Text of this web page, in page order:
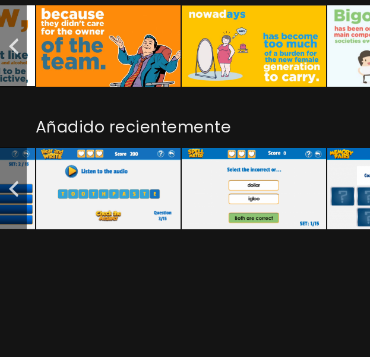
Añadido recientemente